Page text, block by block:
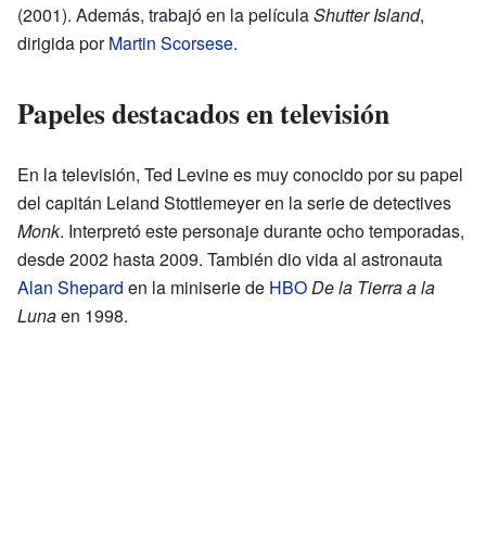
(2001). Además, trabajó en la películaShutter Island,
dirigida porMartin Scorsese.
Papeles destacados en televisión
En la televisión, Ted Levine es muy conocido por su papel
del capitán Leland Stottlemeyer en la serie de detectives
Monk. Interpretó este personaje durante ocho temporadas,
desde 2002 hasta 2009. También dio vida al astronauta
Alan Shepard en la miniserie de HBODe la Tierra a la
Lunaen 1998.